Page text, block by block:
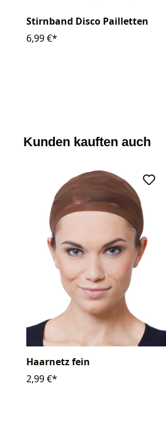
Stirnband Disco Pailletten
6,99 €*
Kunden kauften auch
Haarnetz fein
2,99 €*